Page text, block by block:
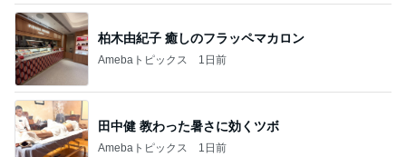
柏木由紀子 癒しのフラッペマカロン
Amebaトピックス 1日前
田中健 教わった暑さに効くツボ
Amebaトピックス 1日前